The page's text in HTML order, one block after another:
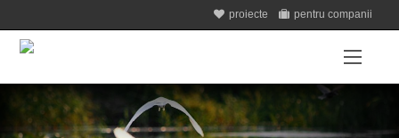
pentru companii
proiecte